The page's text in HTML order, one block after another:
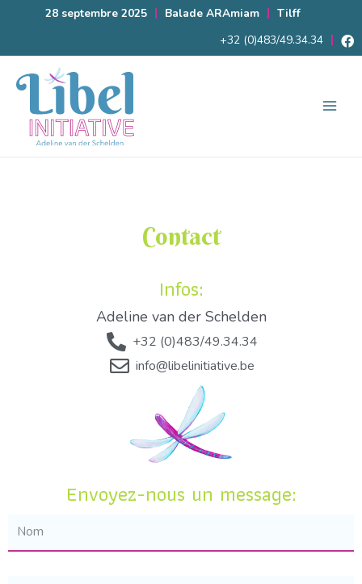
28 septembre 2025 Balade ARAmiam
Tilff
+32 (0)483/49.34.34
Contact
Infos:
Adeline van der Schelden
+32 (0)483/49.34.34
info@libelinitiative.be
Envoyez-nous un message: